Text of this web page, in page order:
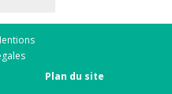
Plan du site